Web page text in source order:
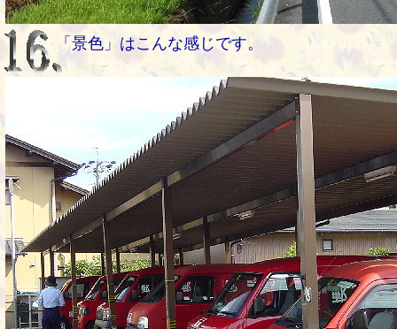
「景色」はこんな感じです。